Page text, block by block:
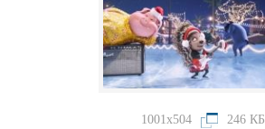
1001x504 246 КБ